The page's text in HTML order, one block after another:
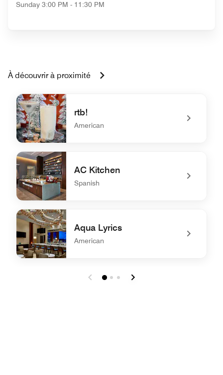
Sunday 3:00 PM - 11:30 PM
À découvrir à proximité
rtb!
American
undefined rtb!
AC Kitchen
Spanish
undefined AC Kitchen
Aqua Lyrics
American